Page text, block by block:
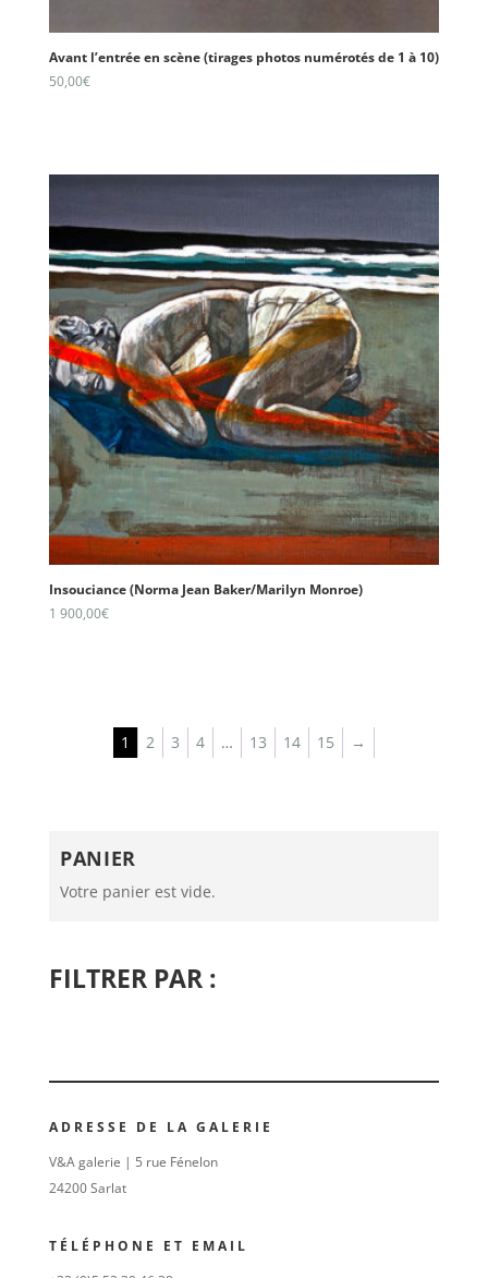
Avant l’entrée en scène (tirages photos numérotés de 1 à 10)
50,00€
Insouciance (Norma Jean Baker/Marilyn Monroe)
1 900,00€
1 2 3 4 … 13 14 15 →
PANIER
Votre panier est vide.
FILTRER PAR :
ADRESSE DE LA GALERIE
V&A galerie | 5 rue Fénelon
24200 Sarlat
TÉLÉPHONE ET EMAIL